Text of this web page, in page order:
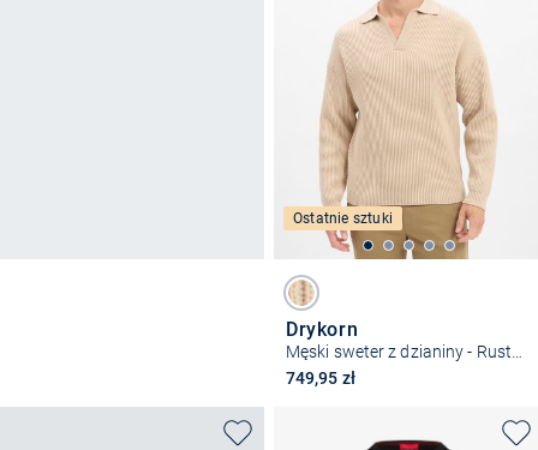
Ostatnie sztuki
Drykorn
Męski sweter z dzianiny - Rustino
749,95 zł